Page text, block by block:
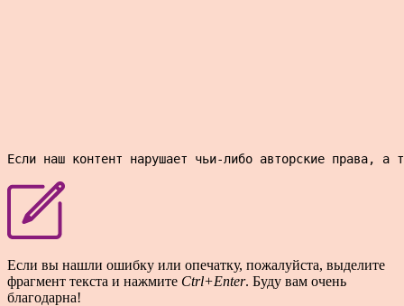
Если наш контент нарушает чьи-либо авторские права,
Если вы нашли ошибку или опечатку, пожалуйста, выделите
фрагмент текста и нажмите Ctrl+Enter. Буду вам очень
благодарна!